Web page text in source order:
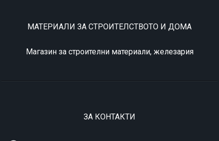
МАТЕРИАЛИ ЗА СТРОИТЕЛСТВОТО И ДОМА
Магазин за строителни материали, железария
ЗА КОНТАКТИ